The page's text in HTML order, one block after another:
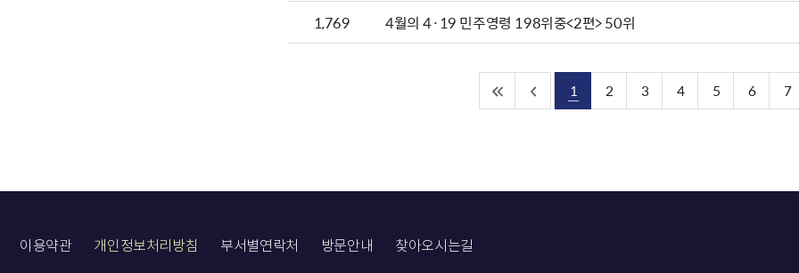
1,769
4월의 4·19 민주영령 198위중<2편> 50위
1 2 3 4 5 6 7
이용약관 개인정보처리방침 부서별연락처 방문안내 찾아오시는길